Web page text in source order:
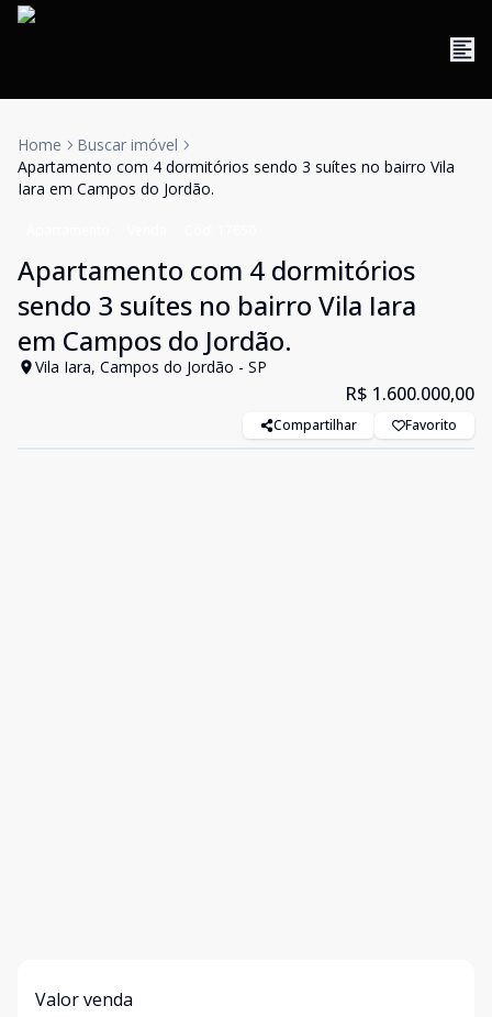
Home
Buscar imóvel
Apartamento com 4 dormitórios sendo 3 suítes no bairro Vila
Iara em Campos do Jordão.
Apartamento com 4 dormitórios
sendo 3 suítes no bairro Vila Iara
em Campos do Jordão.
Vila Iara, Campos do Jordão - SP
R$ 1.600.000,00
Compartilhar Favorito
Valor venda